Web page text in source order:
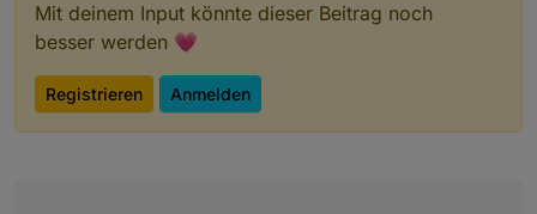
Mit deinem Input könnte dieser Beitrag noch
besser werden 💗
Registrieren Anmelden